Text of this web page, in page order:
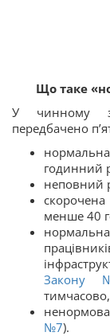
Що таке
У чинному
передбачено
годинний
неповний
скорочена
менше 40
Закону
тимчасово,
№7).